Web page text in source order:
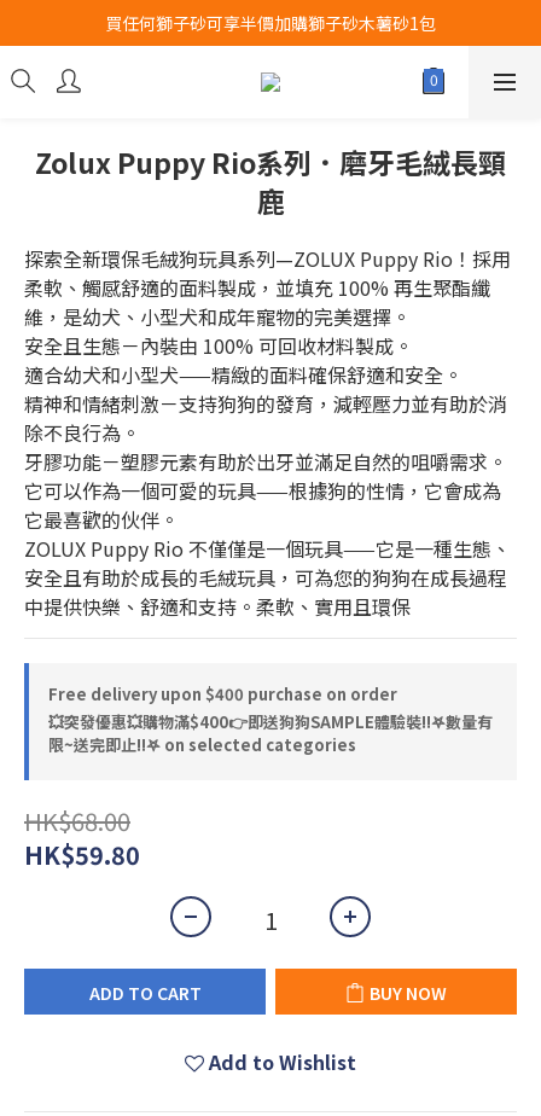
Airbuggy 全線現貨8折！立即點擊火速搶購
買任何獅子砂可享半價加購獅子砂木薯砂1包
Airbuggy 全線現貨8折！立即點擊火速搶購
Zolux Puppy Rio系列．磨牙毛絨長頸
鹿
探索全新環保毛絨狗玩具系列—ZOLUX Puppy Rio！採用
柔軟、觸感舒適的面料製成，並填充 100% 再生聚酯纖
維，是幼犬、小型犬和成年寵物的完美選擇。
安全且生態－內裝由 100% 可回收材料製成。
適合幼犬和小型犬——精緻的面料確保舒適和​​安全。
精神和情緒刺激－支持狗狗的發育，減輕壓力並有助於消
除不良行為。
牙膠功能－塑膠元素有助於出牙並滿足自然的咀嚼需求。
它可以作為一個可愛的玩具——根據狗的性情，它會成為
它最喜歡的伙伴。
ZOLUX Puppy Rio 不僅僅是一個玩具——它是一種生態、
安全且有助於成長的毛絨玩具，可為您的狗狗在成長過程
中提供快樂、舒適和支持。柔軟、實用且環保
Free delivery upon $400 purchase on order
💥突發優惠💥購物滿$400👉即送狗狗SAMPLE體驗裝‼️𖤐數量有
限~送完即止!!𖤐 on selected categories
HK$68.00
HK$59.80
ADD TO CART BUY NOW
Add to Wishlist